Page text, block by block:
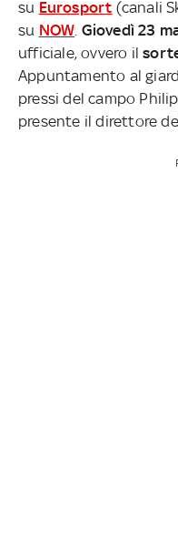
su Eurosport (canali
su NOW Giovedì 23
ufficiale, ovvero il
Appuntamento al
pressi del campo
presente il direttore